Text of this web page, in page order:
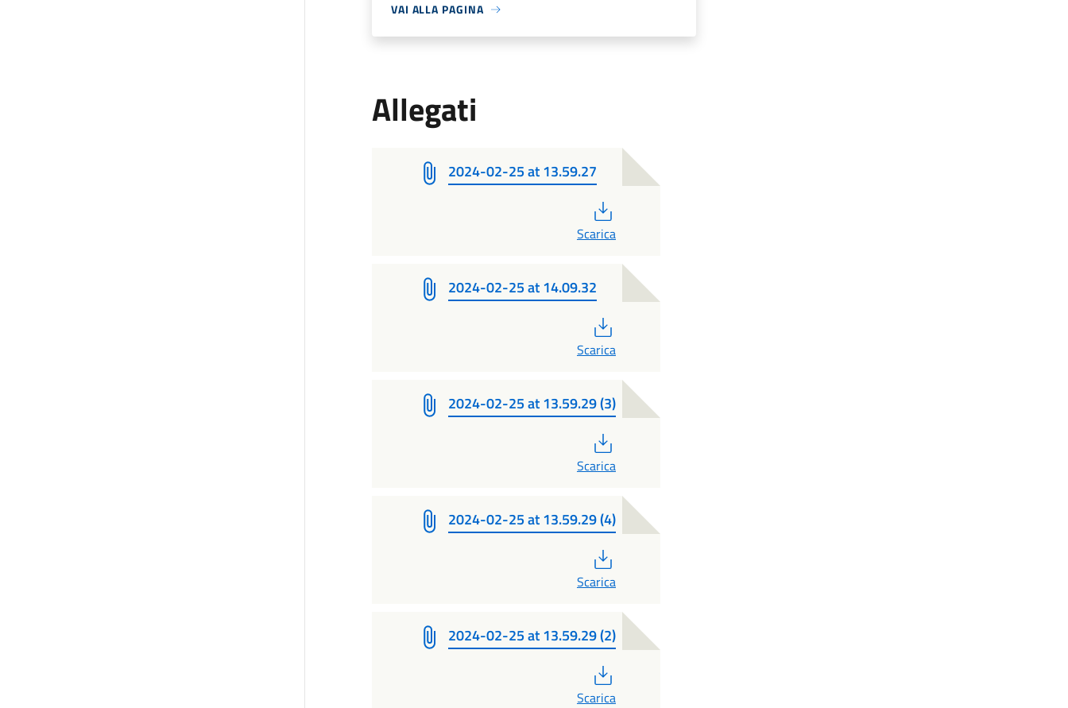
VAI ALLA PAGINA
Allegati
2024-02-25 at 13.59.27
Scarica
2024-02-25 at 14.09.32
Scarica
2024-02-25 at 13.59.29 (3)
Scarica
2024-02-25 at 13.59.29 (4)
Scarica
2024-02-25 at 13.59.29 (2)
Scarica